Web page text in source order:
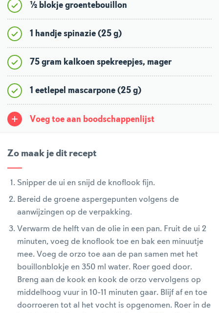
½ blokje groentebouillon
1 handje spinazie (25 g)
75 gram kalkoen spekreepjes, mager
1 eetlepel mascarpone (25 g)
Voeg toe aan boodschappenlijst
Zo maak je dit recept
Snipper de ui en snijd de knoflook fijn.
Bereid de groene aspergepunten volgens de
aanwijzingen op de verpakking.
Verwarm de helft van de olie in een pan. Fruit de ui 2
minuten, voeg de knoflook toe en bak een minuutje
mee. Voeg de orzo toe aan de pan samen met het
bouillonblokje en 350 ml water. Roer goed door.
Breng aan de kook en kook de orzo vervolgens op
middelhoog vuur in 10-11 minuten gaar. Blijf af en toe
doorroeren tot al het vocht is opgenomen. Roer in de